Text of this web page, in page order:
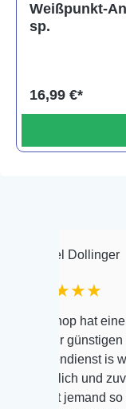
Weißpunkt-
sp.
16,99 €*
eine riesige
Preisen. Der
is wahnsinnig
und zuverlässig,
so schnell und